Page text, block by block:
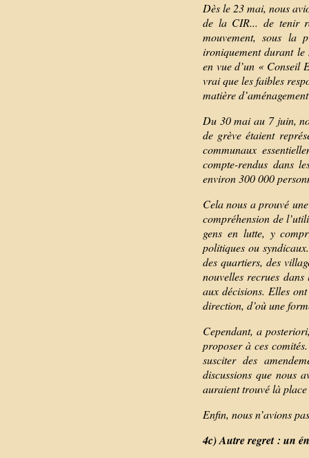
Dès le 23 mai, nous
de la CIR... de tenir
mouvement, sous la
ironiquement durant le
en vue d’un « Conseil
vrai que les faibles
matière
Du 30 mai au 7 juin,
de grève étaient
communaux
compte-rendus dans
environ 300 000
Cela nous a prouvé
compréhension de
gens en lutte, y
politiques ou
des quartiers, des
nouvelles recrues
aux décisions. Elles
direction, d’où une
Cependant, a
proposer à ces
susciter des
discussions que nous
auraient trouvé là
Enfin, nous n’avions
4c) Autre regret : un